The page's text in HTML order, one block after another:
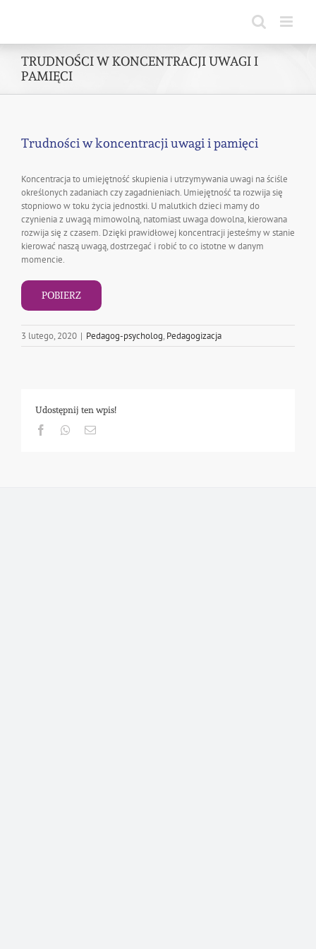
TRUDNOŚCI W KONCENTRACJI UWAGI I
PAMIĘCI
Trudności w koncentracji uwagi i pamięci
Koncentracja to umiejętność skupienia i utrzymywania uwagi na ściśle
określonych zadaniach czy zagadnieniach. Umiejętność ta rozwija się
stopniowo w toku życia jednostki. U malutkich dzieci mamy do
czynienia z uwagą mimowolną, natomiast uwaga dowolna, kierowana
rozwija się z czasem. Dzięki prawidłowej koncentracji jesteśmy w stanie
kierować naszą uwagą, dostrzegać i robić to co istotne w danym
momencie.
POBIERZ
3 lutego, 2020 | Pedagog-psycholog, Pedagogizacja
Udostępnij ten wpis!
FacebookWhatsapp
Email